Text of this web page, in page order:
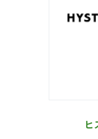
ヒ